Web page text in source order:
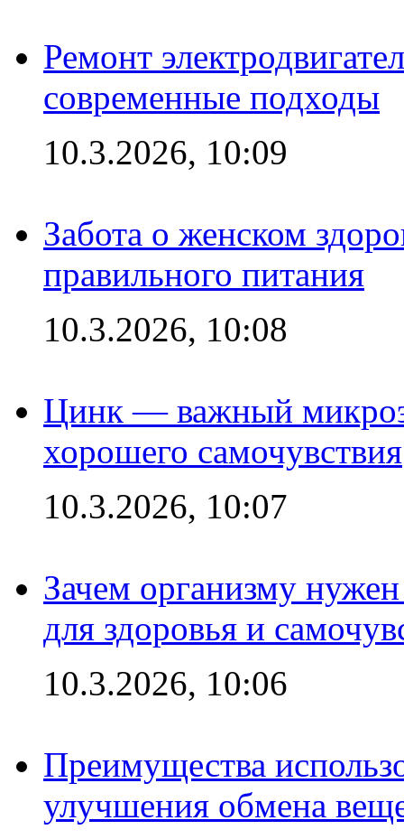
Ремонт
современные подходы
10.3.2026, 10:09
Забота о женском
правильного питания
10.3.2026, 10:08
Цинк — важный
хорошего самочувствия
10.3.2026, 10:07
Зачем организму
для здоровья и
10.3.2026, 10:06
Преимущества
улучшения обмена